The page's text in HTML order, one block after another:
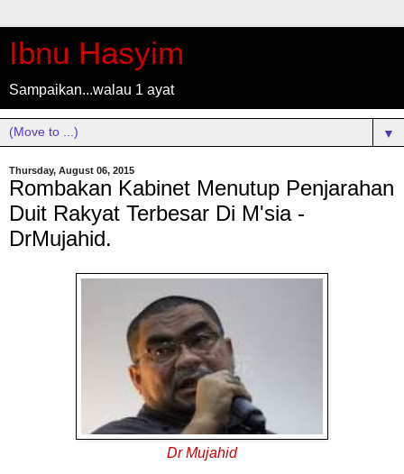
Ibnu Hasyim
Sampaikan...walau 1 ayat
▼
Thursday, August 06, 2015
Rombakan Kabinet Menutup Penjarahan
Duit Rakyat Terbesar Di M'sia -
DrMujahid.
Dr Mujahid